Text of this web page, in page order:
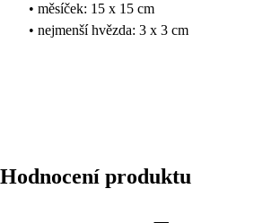
• měsíček: 15 x 15 cm
• nejmenší hvězda: 3 x 3 cm
Hodnocení produktu